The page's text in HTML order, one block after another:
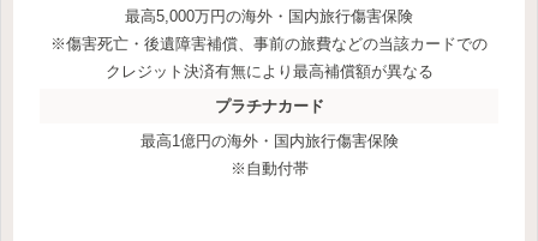
最高5,000万円の海外・国内旅行傷害保険
※傷害死亡・後遺障害補償、事前の旅費などの当該カードでの
クレジット決済有無により最高補償額が異なる
プラチナカード
最高1億円の海外・国内旅行傷害保険
※自動付帯